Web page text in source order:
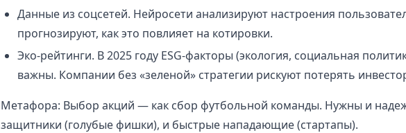
Данные из соцсетей. Нейросети анализируют настроения
прогнозируют, как это повлияет на котировки.
Эко-рейтинги. В 2025 году ESG-факторы (экология, социальная
важны. Компании без «зеленой» стратегии рискуют потерять
Метафора: Выбор акций — как сбор футбольной команды. Нужны и
защитники (голубые фишки), и быстрые нападающие (стартапы).